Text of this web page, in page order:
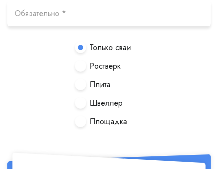
Только сваи
Ростверк
Плита
Швеллер
Площадка